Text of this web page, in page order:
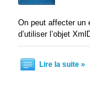
On peut affecter un
d’utiliser l’objet
Lire la suite »